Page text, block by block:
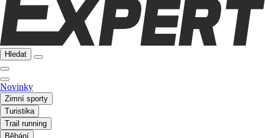
Hledat
Novinky
Zimní sporty
Turistika
Trail running
Běhání